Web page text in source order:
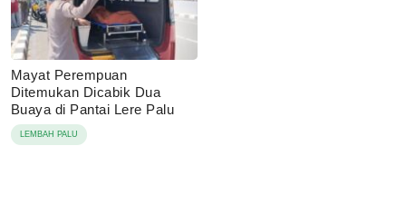
Mayat Perempuan
Ditemukan Dicabik Dua
Buaya di Pantai Lere Palu
LEMBAH PALU